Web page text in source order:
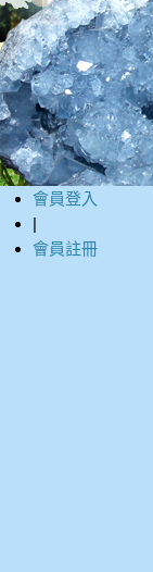
會員登入
|
會員註冊